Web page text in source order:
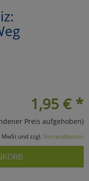
1,95 € *
Preis aufgehoben)
und zzgl. Versandkosten
Haupptseite